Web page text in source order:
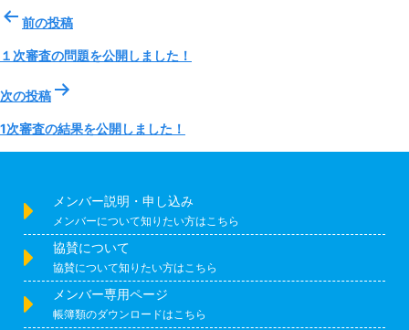
投
ナ
ゲ
ー
シ
ョ
前の投稿
１次審査の問題を公開しました！
次の投稿
1次審査の結果を公開しました！
メンバー説明・申し込み
メンバーについて知りたい方はこちら
協賛について
協賛について知りたい方はこちら
メンバー専用ページ
帳簿類のダウンロードはこちら